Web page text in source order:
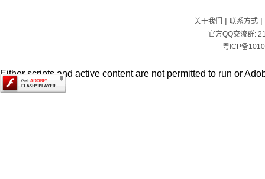
关于我们 | 联系方式|
官方QQ交流群:
粤ICP备
Either scripts and active content are not permitted to run or